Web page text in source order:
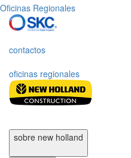
Oficinas Regionales
contactos
oficinas regionales
sobre new holland